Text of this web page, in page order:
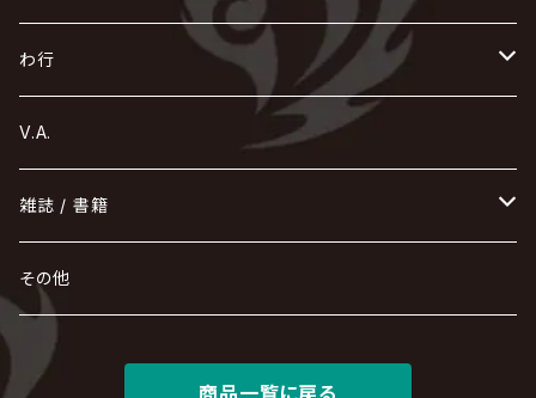
Acid Black Cherry
彩冷える -ayabie-
アリス九號. / ALICE NINE. / A9
色々な十字架
168 / 葵-168-
the GazettE
GOTCHAROCKA
Kaya
cali≠gari
KIRITO / キリト
己龍
黒夢
XANVALA
-真天地開闢集団-ジグザグ
ジグソウ
シド
SHIVA
JAKIGAN MEISTER
SPLENDID GOD GIRAFFE
SLAPSLY / CHIYU
ZOMBIE / ぞんび
逹瑯
DAVID / SUI / 縁
DALLE
DARRELL
DIAURA
DIR EN GREY
DEXCORE
東京花嫁
Tourbillon
NETH PRIERE CAIN
NEVERLAND
の
NoGoD
NOCTURNAL BLOODLUST
薔薇の宮殿
BAROQUE
美炎-BIEN-
hide with Spread Beaver / hide
HIDE-ZOU
Far East Dizain
Fatüm
へ
BabyKingdom
THE BEETHOVEN
ほ
POIDOL
HOLLOWGRAM
MAO / マオ from SID
MUSCLE ATTACK
マツタケワークス
未完成アリス
ミスイ
む
MUCC / ムック
め
メトロノーム
MERRY / メリー
も
THE MORTAL
ヤミテラ / 外道反逆者ヤミテラ
ゆ
YUKIYA / 藤田幸也
ユナイト
よ
ら
rice
Rides In ReVellion
り
Leetspeak monsters
Ricky
る
Ruiza
れ
0.1gの誤算
わ行
わ
wyse
我が為
V.A.
雑誌 / 書籍
hévn
ROCK AND READ
その他
商品一覧に戻る